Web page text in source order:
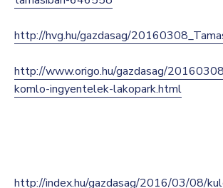
http://hvg.hu/gazdasag/
http://www.origo.hu/gazdasag/
komlo-ingyentelek-lakopark.html
http://index.hu/gazdasag/2016/03/08/